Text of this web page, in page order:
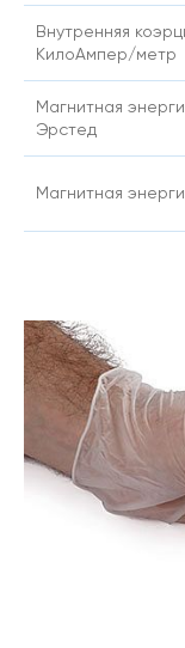
Внутренняя
КилоАмпер/метр
Магнитная
Эрстед
Магнитная